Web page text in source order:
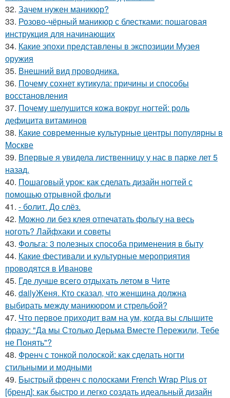
32. Зачем нужен маникюр?
33. Розово-чёрный маникюр с блестками: пошаговая
инструкция для начинающих
34. Какие эпохи представлены в экспозиции Музея
оружия
35. Внешний вид проводника.
36. Почему сохнет кутикула: причины и способы
восстановления
37. Почему шелушится кожа вокруг ногтей: роль
дефицита витаминов
38. Какие современные культурные центры популярны в
Москве
39. Впервые я увидела лиственницу у нас в парке лет 5
назад.
40. Пошаговый урок: как сделать дизайн ногтей с
помощью отрывной фольги
41. - болит. До слёз.
42. Можно ли без клея отпечатать фольгу на весь
ноготь? Лайфхаки и советы
43. Фольга: 3 полезных способа применения в быту
44. Какие фестивали и культурные мероприятия
проводятся в Иванове
45. Где лучше всего отдыхать летом в Чите
46. dailyЖеня. Кто сказал, что женщина должна
выбирать между маникюром и стрельбой?
47. Что первое приходит вам на ум, когда вы слышите
фразу: "Да мы Столько Дерьма Вместе Пережили, Тебе
не Понять"?
48. Френч с тонкой полоской: как сделать ногти
стильными и модными
49. Быстрый френч с полосками French Wrap Plus от
[бренд]: как быстро и легко создать идеальный дизайн